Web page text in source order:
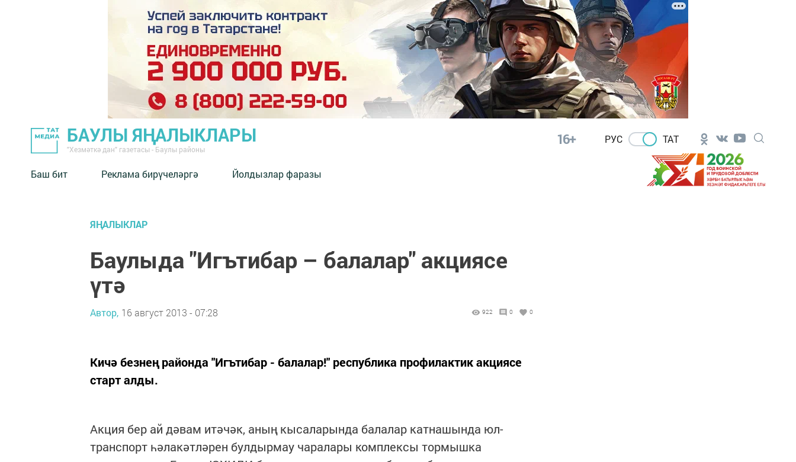
БАУЛЫ ЯҢАЛЫКЛАРЫ
"Хезмәткә дан" газетасы - Баулы районы
16+ РУС ТАТ
Баш бит Реклама бирүчеләргә Йолдызлар фаразы
ЯҢАЛЫКЛАР
Баулыда "Игътибар – балалар" акциясе
үтә
Автор, 16 август 2013 - 07:28 922 0 0
Кичә безнең районда "Игътибар - балалар!" республика профилактик акциясе
старт алды.
Акция бер ай дәвам итәчәк, аның кысаларында балалар катнашында юл-
транспорт һәлакәтләрен булдырмау чаралары комплексы тормышка